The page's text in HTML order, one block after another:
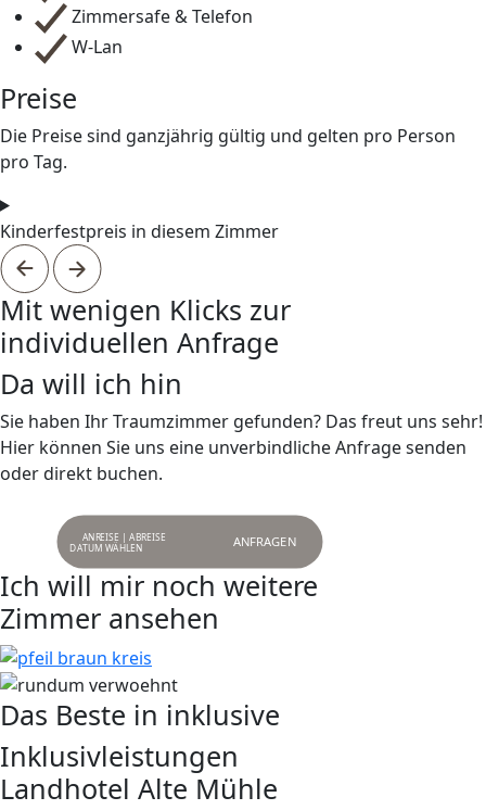
Zimmersafe & Telefon
W-Lan
Preise
Die Preise sind ganzjährig gültig und gelten pro Person
pro Tag.
Kinderfestpreis in diesem Zimmer
Mit wenigen Klicks zur
individuellen Anfrage
Da will ich hin
Sie haben Ihr Traumzimmer gefunden? Das freut uns sehr!
Hier können Sie uns eine unverbindliche Anfrage senden
oder direkt buchen.
ANREISE | ABREISE ANFRAGEN
Ich will mir noch weitere
Zimmer ansehen
Das Beste in inklusive
Inklusivleistungen
Landhotel Alte Mühle